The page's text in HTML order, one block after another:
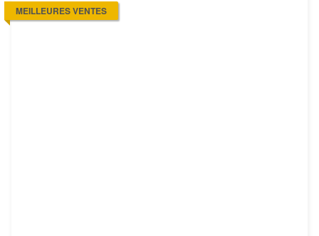
MEILLEURES VENTES